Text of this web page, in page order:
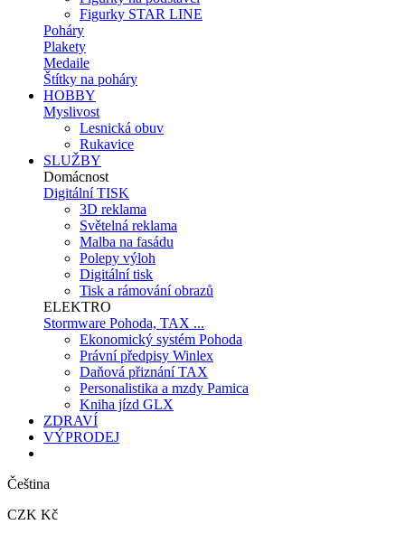
Figurky STAR LINE
Poháry
Plakety
Medaile
Štítky na poháry
HOBBY
Myslivost
Lesnická obuv
Rukavice
SLUŽBY
Domácnost
Digitální TISK
3D reklama
Světelná reklama
Malba na fasádu
Polepy výloh
Digitální tisk
Tisk a rámování obrazů
ELEKTRO
Stormware Pohoda, TAX ...
Ekonomický systém Pohoda
Právní předpisy Winlex
Daňová přiznání TAX
Personalistika a mzdy Pamica
Kniha jízd GLX
ZDRAVÍ
VÝPRODEJ
Čeština
CZK Kč